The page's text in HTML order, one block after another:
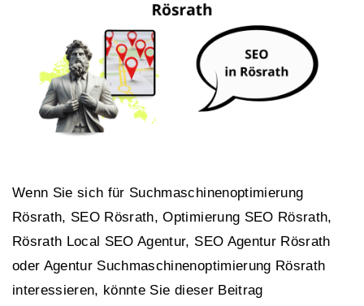
Wenn Sie sich für Suchmaschinenoptimierung
Rösrath, SEO Rösrath, Optimierung SEO Rösrath,
Rösrath Local SEO Agentur, SEO Agentur Rösrath
oder Agentur Suchmaschinenoptimierung Rösrath
interessieren, könnte Sie dieser Beitrag